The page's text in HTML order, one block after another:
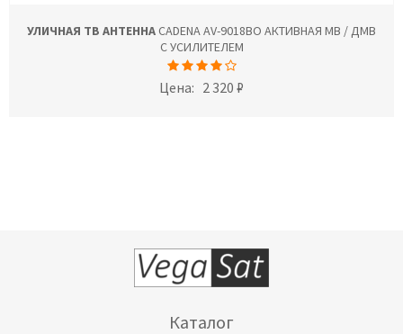
УЛИЧНАЯ ТВ АНТЕННАCADENA AV-9018BO АКТИВНАЯ МВ / ДМВ
С УСИЛИТЕЛЕМ
Цена: 2 320 ₽
Каталог